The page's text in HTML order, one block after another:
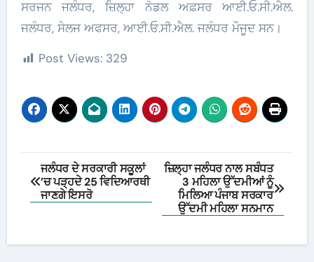
ਸਰਜਨ ਜਲੰਧਰ, ਜ਼ਿਲ੍ਹਾ ਨੋਡਲ ਅਫ਼ਸਰ ਆਈ.ਓ.ਸੀ.ਐਲ.
ਜਲੰਧਰ, ਸੇਲਜ ਅਫਸਰ, ਆਈ.ਓ.ਸੀ.ਐਲ. ਜਲੰਧਰ ਮੌਜੂਦ ਸਨ।
Post Views: 329
Post
navigation
ਜਲੰਧਰ ਦੇ ਸਰਕਾਰੀ ਸਕੂਲਾਂ
’ਚ ਪੜ੍ਹਦੇ 25 ਵਿਦਿਆਰਥੀ
ਜਾਣਗੇ ਇਸਰੋ
ਜ਼ਿਲ੍ਹਾ ਜਲੰਧਰ ਨਾਲ ਸਬੰਧਤ
3 ਮਹਿਲਾ ਉੱਦਮੀਆਂ ਨੂੰ
ਮਿਲਿਆ ਪੰਜਾਬ ਸਰਕਾਰ
ਉੱਦਮੀ ਮਹਿਲਾ ਸਨਮਾਨ